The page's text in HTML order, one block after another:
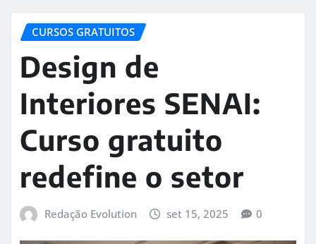
CURSOS GRATUITOS
Design de
Interiores SENAI:
Curso gratuito
redefine o setor
Redação Evolution set 15, 2025 0